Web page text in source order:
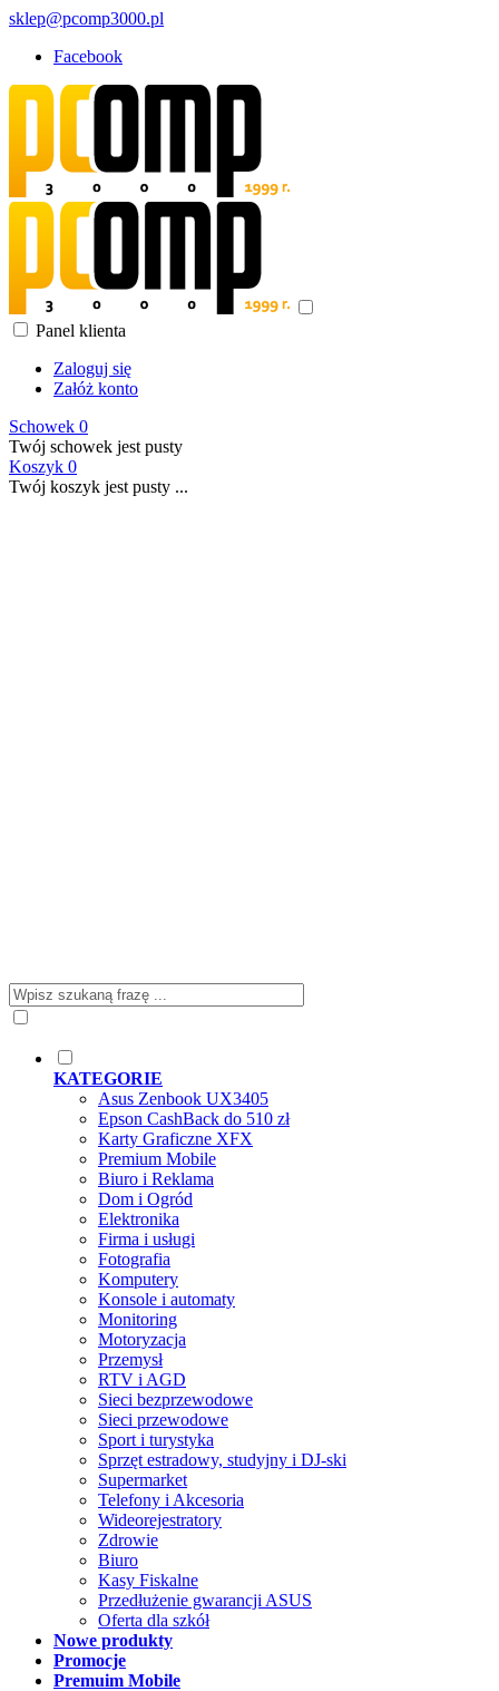
sklep@pcomp3000.pl
Facebook
Panel klienta
Zaloguj się
Załóż konto
Schowek 0
Twój schowek jest pusty
Koszyk 0
Twój koszyk jest pusty ...
KATEGORIE
Asus Zenbook UX3405
Epson CashBack do 510 zł
Karty Graficzne XFX
Premium Mobile
Biuro i Reklama
Dom i Ogród
Elektronika
Firma i usługi
Fotografia
Komputery
Konsole i automaty
Monitoring
Motoryzacja
Przemysł
RTV i AGD
Sieci bezprzewodowe
Sieci przewodowe
Sport i turystyka
Sprzęt estradowy, studyjny i DJ-ski
Supermarket
Telefony i Akcesoria
Wideorejestratory
Zdrowie
Biuro
Kasy Fiskalne
Przedłużenie gwarancji ASUS
Oferta dla szkół
Nowe produkty
Promocje
Premuim Mobile